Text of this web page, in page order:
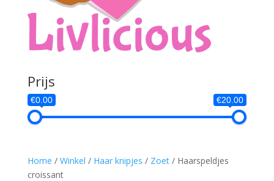
Home / Winkel / Haar knipjes / Zoet/ Haarspeldjes
croissant
Prijs
€0.00 €20.00